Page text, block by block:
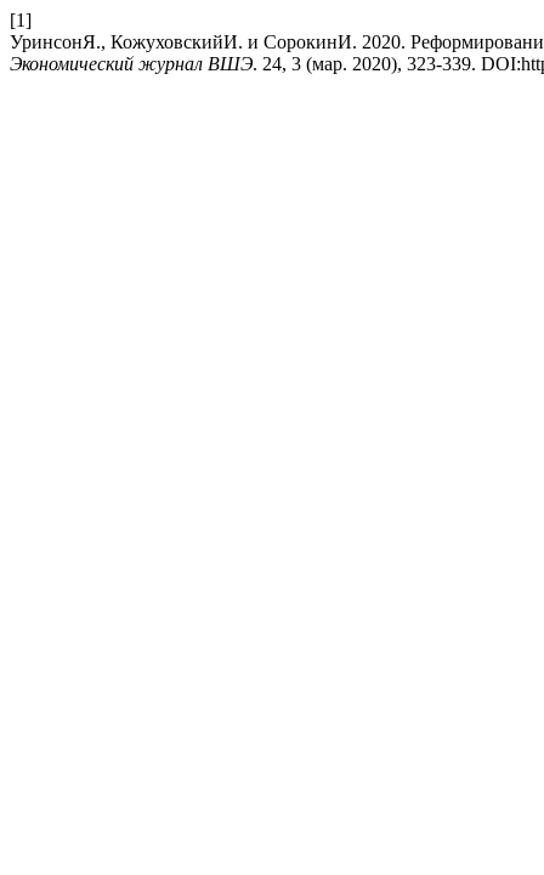
[1]
УринсонЯ., КожуховскийИ. и СорокинИ. 2020.
Экономический журнал ВШЭ. 24, 3 (мар. 2020), 323-339.